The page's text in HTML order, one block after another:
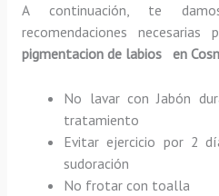
A continuación, te
recomendaciones
pigmentacion de labios en
No lavar con Jabón
tratamiento
Evitar ejercicio por 2
sudoración
No frotar con toalla